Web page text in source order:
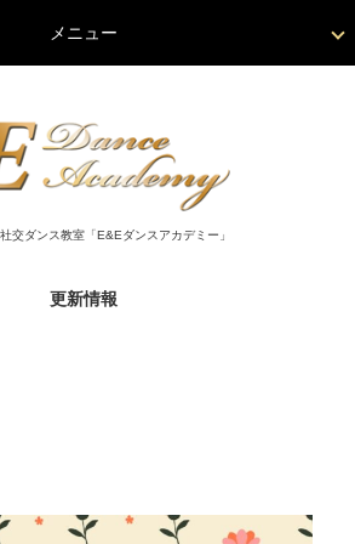
交ダンス教室「E&Eダンスアカデミー」
更新情報
メニュー